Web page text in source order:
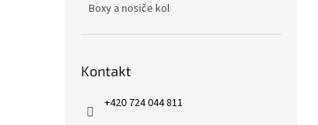
Boxy a nosiče kol
Kontakt
+420 724 044 811